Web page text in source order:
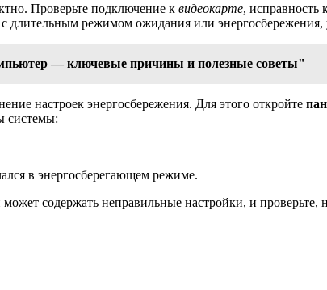
Проверьте подключение к видеокарте, исправность
длительным режимом ожидания или
— ключевые причины и полезные советы"
настроек энергосбережения. Для этого откройте
системы:
в энергосберегающем режиме.
может содержать неправильные настройки, и